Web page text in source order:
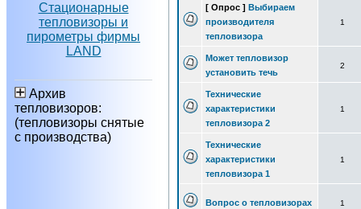
Стационарные
тепловизоры и
пирометры фирмы
LAND
Архив
тепловизоров:
(тепловизоры снятые
с производства)
[ Опрос ] Выбираем
производителя
тепловизора
1
Может тепловизор
установить течь
2
Технические
характеристики
тепловизора 2
1
Технические
характеристики
тепловизора 1
1
Вопрос о тепловизорах 1